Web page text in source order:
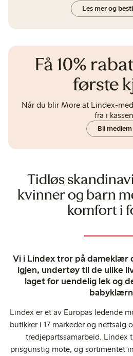
Les mer og
Få 10%
første
Når du blir More at Lindex-
fra i
Bli medlem
Tidløs
kvinner og barn
komfort i
Vi i Lindex tror på dameklær
igjen, undertøy til de ulike
laget for uendelig lek og
Lindex er et av Europas ledende
butikker i 17 markeder og nettsalg
tredjepartssamarbeid. Lindex
prisgunstig mote, og sortimentet